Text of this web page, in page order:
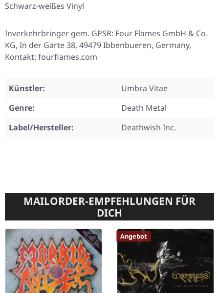
Schwarz-weißes Vinyl
Inverkehrbringer gem. GPSR: Four Flames GmbH & Co.
KG, In der Garte 38, 49479 Ibbenbueren, Germany,
Kontakt: fourflames.com
Künstler:
Umbra Vitae
Genre:
Death Metal
Label/Hersteller:
Deathwish Inc.
MAILORDER-EMPFEHLUNGEN FÜR
DICH
Angebot